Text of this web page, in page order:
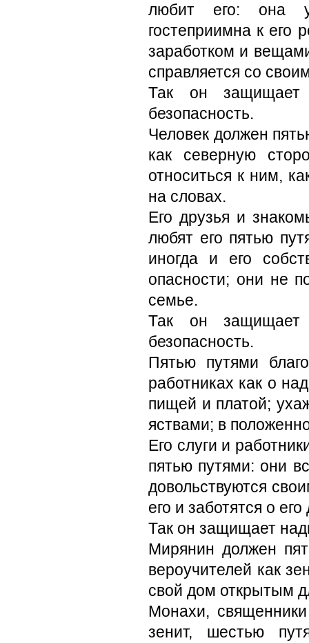
любит его: она
гостеприимна к его
заработком и
справляется со
Так он
безопасность.
Человек должен
как северную
относиться к ним,
на словах.
Его друзья и
любят его пятью
иногда и его
опасности; они не
семье.
Так он
безопасность.
Пятью путями
работниках как о
пищей и платой;
яствами; в
Его слуги и
пятью путями: они
довольствуются
его и заботятся о
Так он защищает
Мирянин должен
вероучителей как
свой дом открытым
Монахи,
зенит, шестью